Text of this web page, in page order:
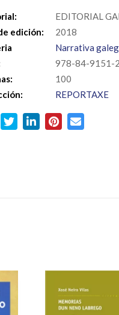
EDITORIAL
edición:
2018
Narrativa
978-84-9151-
100
REPORTAXE